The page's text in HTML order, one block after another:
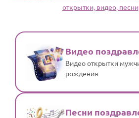
открытки, видео,
Видео
Видео открытки
рождения
Песни